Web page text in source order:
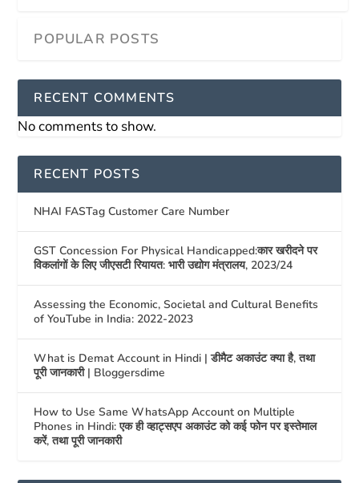
RECENT COMMENTS
No comments to show.
RECENT POSTS
NHAI FASTag Customer Care Number
GST Concession For Physical Handicapped:कार खरीदने पर
विकलांगों के लिए जीएसटी रियायत: भारी उद्योग मंत्रालय, 2023/24
Assessing the Economic, Societal and Cultural Benefits
of YouTube in India: 2022-2023
What is Demat Account in Hindi | डीमैट अकाउंट क्या है, तथा
पूरी जानकारी | Bloggersdime
How to Use Same WhatsApp Account on Multiple
Phones in Hindi: एक ही व्हाट्सएप अकाउंट को कई फोन पर इस्तेमाल
करें, तथा पूरी जानकारी